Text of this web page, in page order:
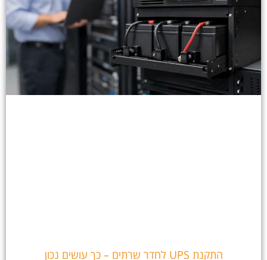
התקנת UPS לחדר שרתים – כך עושים נכון